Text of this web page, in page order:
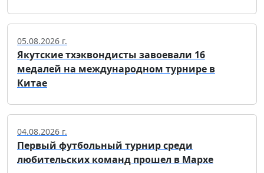
05.08.2026 г.
Якутские тхэквондисты завоевали 16
медалей на международном турнире в
Китае
04.08.2026 г.
Первый футбольный турнир среди
любительских команд прошел в Мархе